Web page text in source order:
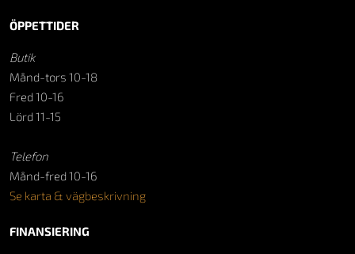
ÖPPETTIDER
Butik
Månd-tors 10-18
Fred 10-16
Lörd 11-15
Telefon
Månd-fred 10-16
Se karta & vägbeskrivning
FINANSIERING